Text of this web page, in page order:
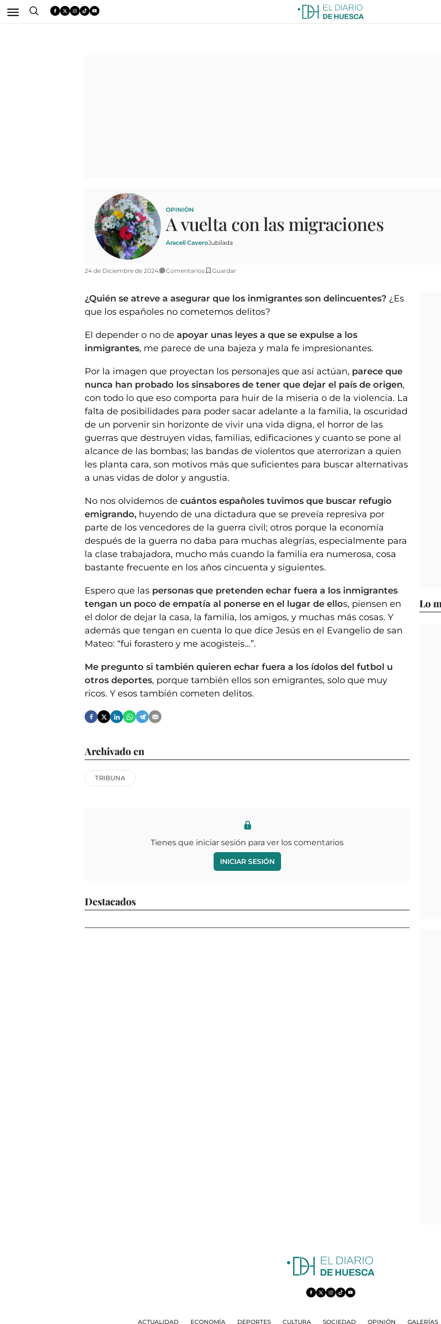
OPINIÓN
A vuelta con las migraciones
Araceli CaveroJubilada
24 de Diciembre de 2024 Comentarios Guardar
¿Quién se atreve a asegurar que los inmigrantes son delincuentes? ¿Es
que los españoles no cometemos delitos?
El depender o no de apoyar unas leyes a que se expulse a los
inmigrantes, me parece de una bajeza y mala fe impresionantes.
Por la imagen que proyectan los personajes que así actúan, parece que
nunca han probado los sinsabores de tener que dejar el país de origen,
con todo lo que eso comporta para huir de la miseria o de la violencia. La
falta de posibilidades para poder sacar adelante a la familia, la oscuridad
de un porvenir sin horizonte de vivir una vida digna, el horror de las
guerras que destruyen vidas, familias, edificaciones y cuanto se pone al
alcance de las bombas; las bandas de violentos que aterrorizan a quien
les planta cara, son motivos más que suficientes para buscar alternativas
a unas vidas de dolor y angustia.
No nos olvidemos de cuántos españoles tuvimos que buscar refugio
emigrando, huyendo de una dictadura que se preveía represiva por
parte de los vencedores de la guerra civil; otros porque la economía
después de la guerra no daba para muchas alegrías, especialmente para
la clase trabajadora, mucho más cuando la familia era numerosa, cosa
bastante frecuente en los años cincuenta y siguientes.
Espero que las personas que pretenden echar fuera a los inmigrantes
tengan un poco de empatía al ponerse en el lugar de ellos, piensen en
el dolor de dejar la casa, la familia, los amigos, y muchas más cosas. Y
además que tengan en cuenta lo que dice Jesús en el Evangelio de san
Mateo: “fui forastero y me acogisteis…”.
Me pregunto si también quieren echar fuera a los ídolos del futbol u
otros deportes, porque también ellos son emigrantes, solo que muy
ricos. Y esos también cometen delitos.
Archivado en
TRIBUNA
Tienes que iniciar sesión para ver los comentarios
INICIAR SESIÓN
Destacados
Lo
ACTUALIDAD ECONOMÍA DEPORTES CULTURA SOCIEDAD OPINIÓN GALERÍAS